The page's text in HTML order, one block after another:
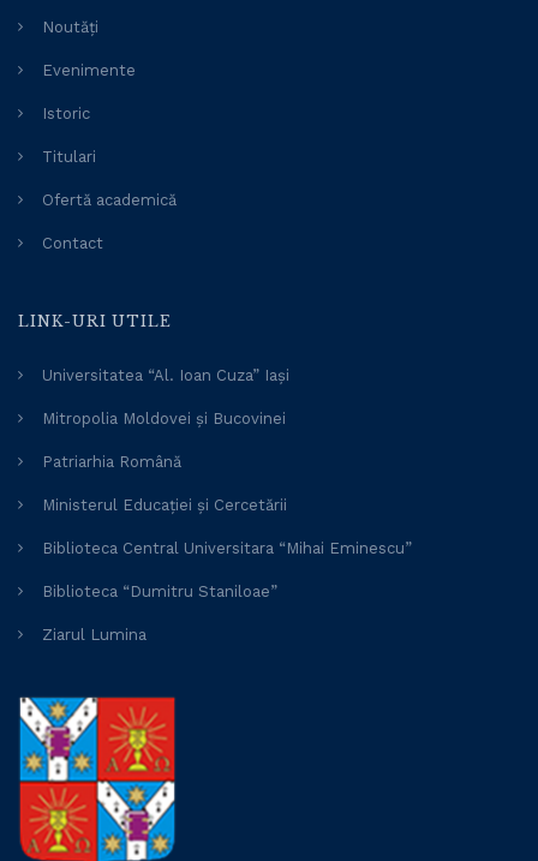
Noutăți
Evenimente
Istoric
Titulari
Ofertă academică
Contact
LINK-URI UTILE
Universitatea “Al. Ioan Cuza” Iași
Mitropolia Moldovei și Bucovinei
Patriarhia Română
Ministerul Educației și Cercetării
Biblioteca Central Universitara “Mihai Eminescu”
Biblioteca “Dumitru Staniloae”
Ziarul Lumina